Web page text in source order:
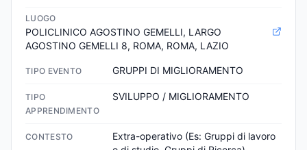
LUOGO
POLICLINICO AGOSTINO GEMELLI, LARGO
AGOSTINO GEMELLI 8, ROMA, ROMA, LAZIO
TIPO EVENTO GRUPPI DI MIGLIORAMENTO
TIPO
APPRENDIMENTO
SVILUPPO / MIGLIORAMENTO
CONTESTO
Extra-operativo (Es: Gruppi di lavoro